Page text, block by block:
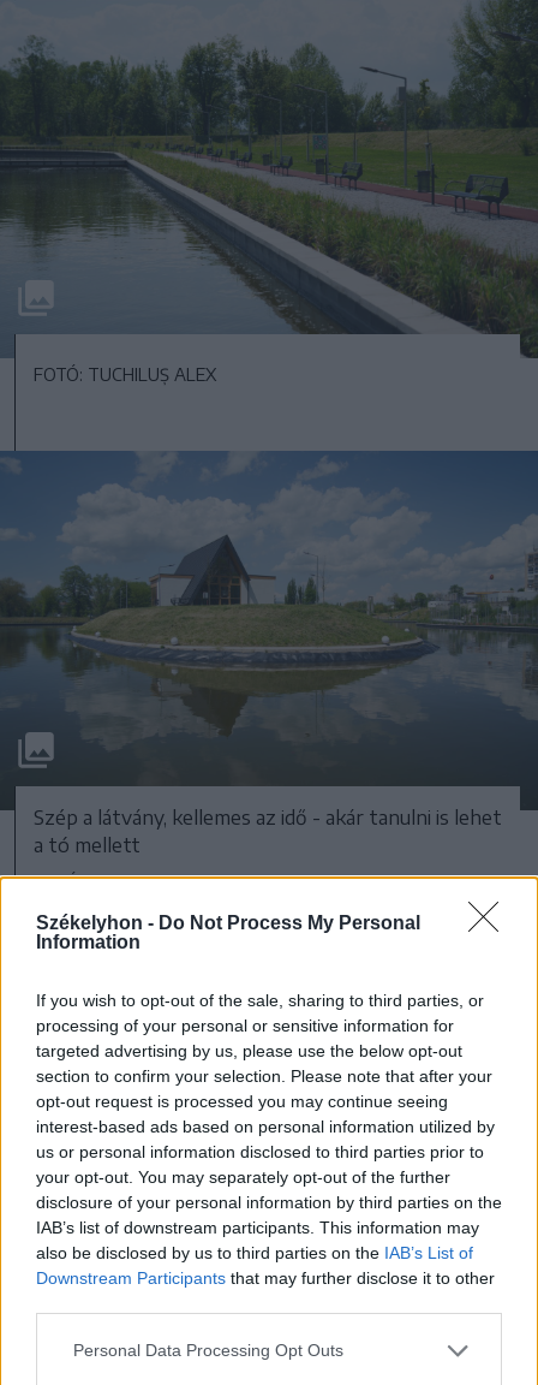
Székelyhon - Do Not Process My Personal
Information
If you wish to opt-out of the sale, sharing to third parties, or
processing of your personal or sensitive information for
targeted advertising by us, please use the below opt-out
section to confirm your selection. Please note that after your
opt-out request is processed you may continue seeing
interest-based ads based on personal information utilized by
us or personal information disclosed to third parties prior to
your opt-out. You may separately opt-out of the further
disclosure of your personal information by third parties on the
IAB’s list of downstream participants. This information may
also be disclosed by us to third parties on the IAB’s List of
Downstream Participants that may further disclose it to other
Personal Data Processing Opt Outs
FOTÓ: TUCHILUȘ ALEX
Szép a látvány, kellemes az idő - akár tanulni is lehet
a tó mellett
FOTÓ: TUCHILUȘ ALEX
Háromszék Sepsiszentgyörgy